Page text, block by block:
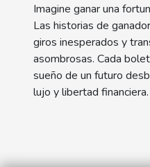
Imagine ganar una
Las historias de
giros inesperados y
asombrosas. Cada
sueño de un futuro
lujo y libertad